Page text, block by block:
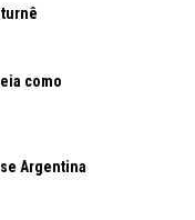
como
Argentina